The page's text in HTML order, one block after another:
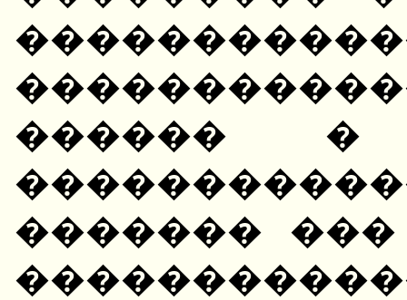
������ �
�������